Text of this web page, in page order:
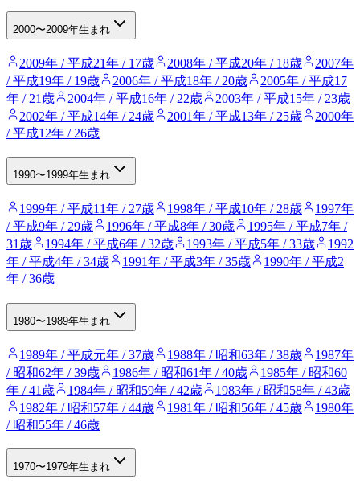
2000〜2009年生まれ
2009年 / 平成21年 / 17歳 2008年 / 平成20年 / 18歳
2007年
/ 平成19年 / 19歳
2006年 / 平成18年 / 20歳
2005年 / 平成17
年 / 21歳
2004年 / 平成16年 / 22歳
2003年 / 平成15年 / 23歳
2002年 / 平成14年 / 24歳
2001年 / 平成13年 / 25歳
2000年
/ 平成12年 / 26歳
1990〜1999年生まれ
1999年 / 平成11年 / 27歳 1998年 / 平成10年 / 28歳
1997年
/ 平成9年 / 29歳
1996年 / 平成8年 / 30歳
1995年 / 平成7年 /
31歳
1994年 / 平成6年 / 32歳 1993年 / 平成5年 / 33歳
1992
年 / 平成4年 / 34歳
1991年 / 平成3年 / 35歳
1990年 / 平成2
年 / 36歳
1980〜1989年生まれ
1989年 / 平成元年 / 37歳 1988年 / 昭和63年 / 38歳
1987年
/ 昭和62年 / 39歳
1986年 / 昭和61年 / 40歳
1985年 / 昭和60
年 / 41歳
1984年 / 昭和59年 / 42歳
1983年 / 昭和58年 / 43歳
1982年 / 昭和57年 / 44歳
1981年 / 昭和56年 / 45歳
1980年
/ 昭和55年 / 46歳
1970〜1979年生まれ